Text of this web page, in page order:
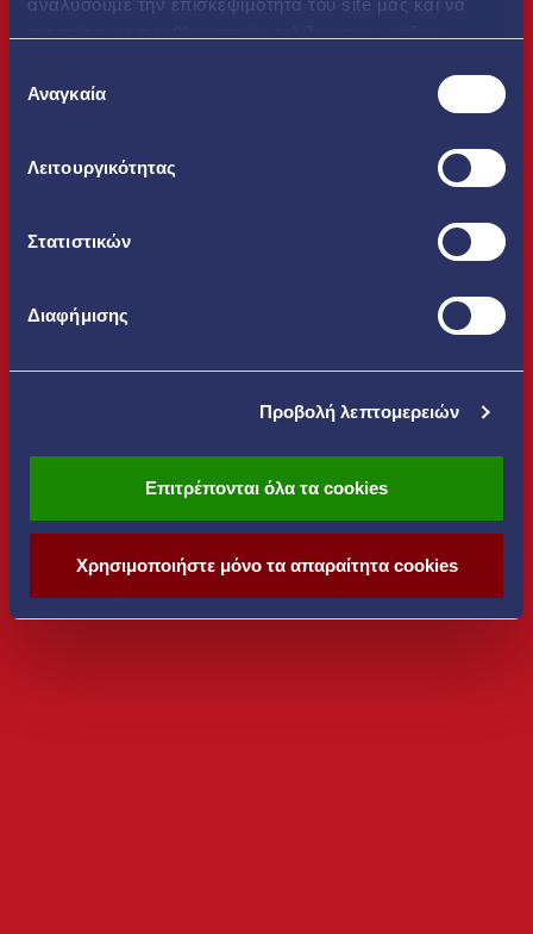
αναλύσουµε την επισκεψιµότητα του site µας και να
συγκατάθεσης
Αναγκαία
Λειτουργικότητας
Στατιστικών
Διαφήμισης
Προβολή λεπτομερειών
Επιτρέπονται όλα τα cookies
Χρησιμοποιήστε μόνο τα απαραίτητα cookies